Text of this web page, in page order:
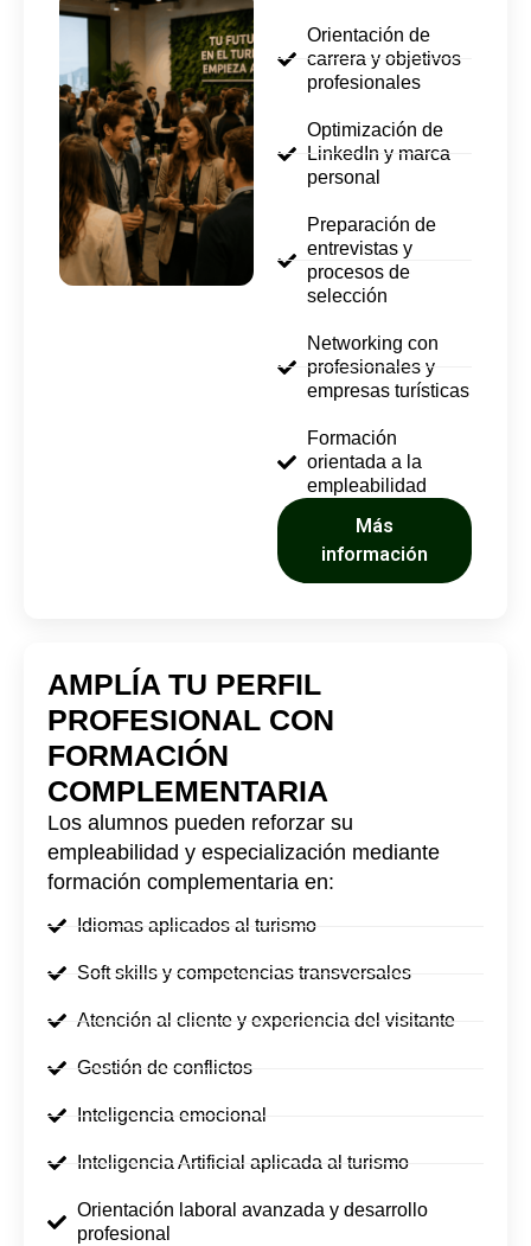
Orientación de
carrera y objetivos
profesionales
Optimización de
LinkedIn y marca
personal
Preparación de
entrevistas y
procesos de
selección
Networking con
profesionales y
empresas turísticas
Formación
orientada a la
empleabilidad
Más
información
AMPLÍA TU PERFIL
PROFESIONAL CON
FORMACIÓN
COMPLEMENTARIA
Los alumnos pueden reforzar su
empleabilidad y especialización mediante
formación complementaria en:
Idiomas aplicados al turismo
Soft skills y competencias transversales
Atención al cliente y experiencia del visitante
Gestión de conflictos
Inteligencia emocional
Inteligencia Artificial aplicada al turismo
Orientación laboral avanzada y desarrollo
profesional